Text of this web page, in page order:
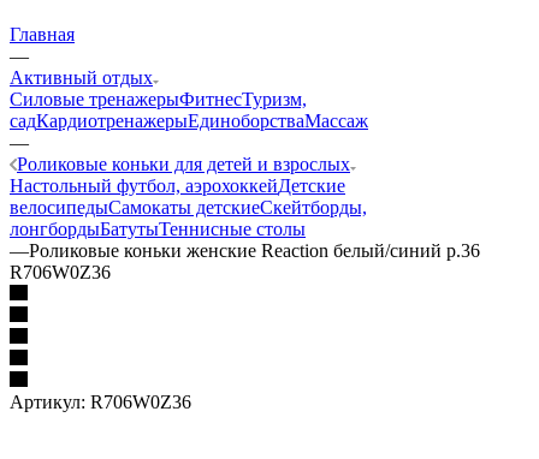
Главная
—
Активный отдых
Силовые тренажерыФитнесТуризм,
садКардиотренажерыЕдиноборстваМассаж
—
Роликовые коньки для детей и взрослых
Настольный футбол, аэрохоккейДетские
велосипедыСамокаты детскиеСкейтборды,
лонгбордыБатутыТеннисные столы
—Роликовые коньки женские Reaction белый/синий р.36
R706W0Z36
Артикул: R706W0Z36